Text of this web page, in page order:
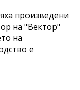
произведени
на "Вектор"
на
е